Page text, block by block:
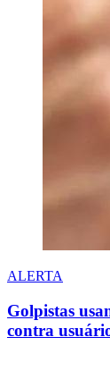
ALERTA
Golpistas
contra